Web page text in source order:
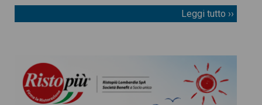
Leggi tutto ››